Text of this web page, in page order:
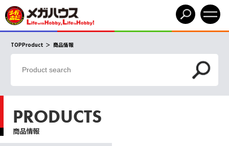
TOPProduct 商品情報
PRODUCTS
商品情報